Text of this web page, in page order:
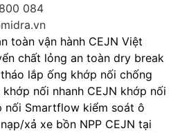
084
toàn vận hành CEJN Việt
chất lỏng an toàn dry break
lắp ống khớp nối chống
khớp nối nhanh CEJN khớp nối
nối Smartflow kiểm soát ô
nạp/xả xe bồn NPP CEJN tại